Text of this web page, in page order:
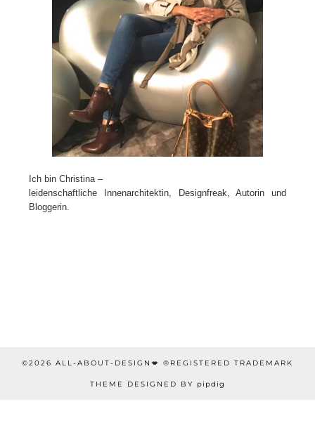
Ich bin Christina –
leidenschaftliche Innenarchitektin, Designfreak, Autorin und
Bloggerin.
©2026 ALL-ABOUT-DESIGN💋 ®REGISTERED TRADEMARK
THEME DESIGNED BY pipdig